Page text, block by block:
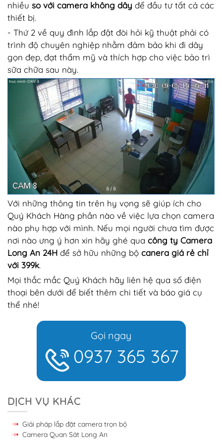
nhiều so với camera không dây để đầu tư tất cả các
thiết bị.
- Thứ 2 về quy đình lắp đặt đòi hỏi kỹ thuật phải có
trình độ chuyên nghiệp nhằm đảm bảo khi đi dây
gọn đẹp, đạt thẩm mỹ và thích hợp cho việc bảo trì
sữa chữa sau này.
Với những thông tin trên hy vọng sẽ giúp ích cho
Quý Khách Hàng phần nào về việc lựa chọn camera
nào phụ hợp với mình. Nếu mọi người chưa tìm được
nơi nào ưng ý hơn xin hãy ghé qua công ty Camera
Long An 24H để sở hữu những bộ canera giá rẻ chỉ
với 399k.
Mọi thắc mắc Quý Khách hãy liên hệ qua số điện
thoại bên dưới để biết thêm chi tiết và báo giá cụ
thể nhé!
Gọi ngay
0937 365 367
DỊCH VỤ KHÁC
Giải pháp lắp đặt camera trọn bộ
Camera Quan Sát Long An